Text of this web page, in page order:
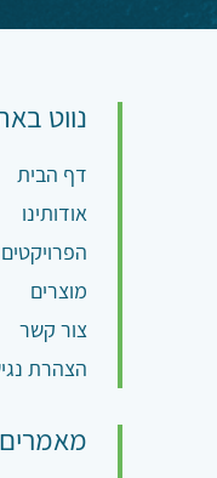
נווט
דף הבית
אודותינו
מוצרים
צור קשר
הצהרת
מאמרים